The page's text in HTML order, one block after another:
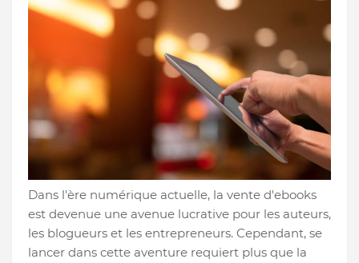
Dans l'ère numérique actuelle, la vente d'ebooks
est devenue une avenue lucrative pour les auteurs,
les blogueurs et les entrepreneurs. Cependant, se
lancer dans cette aventure requiert plus que la